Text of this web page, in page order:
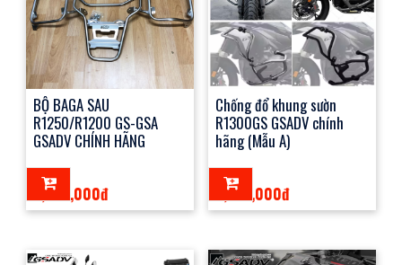
BỘ BAGA SAU
R1250/R1200 GS-GSA
GSADV CHÍNH HÃNG
3,550,000đ
Chống đổ khung sườn
R1300GS GSADV chính
hãng (Mẫu A)
6,100,000đ